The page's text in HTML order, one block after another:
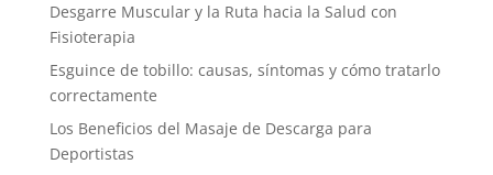
Desgarre Muscular y la Ruta hacia la Salud con
Fisioterapia
Esguince de tobillo: causas, síntomas y cómo tratarlo
correctamente
Los Beneficios del Masaje de Descarga para
Deportistas